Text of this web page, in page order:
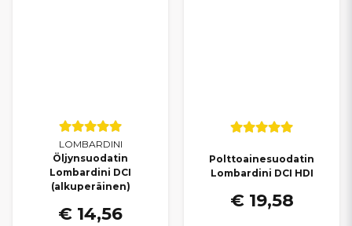
LOMBARDINI
Öljynsuodatin
Lombardini DCI
(alkuperäinen)
€ 14,56
Polttoainesuodatin
Lombardini DCI HDI
€ 19,58